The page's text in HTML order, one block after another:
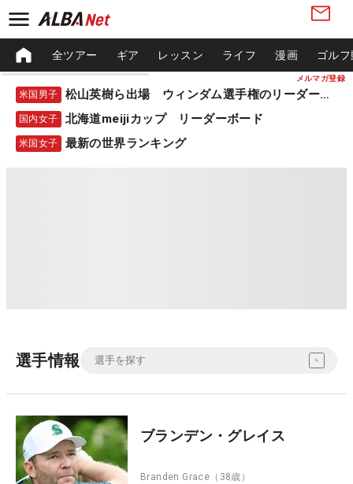
メルマガ登録
全ツアー ギア レッスン ライフ 漫画 ゴル
米国男子 松山英樹ら出場 ウィンダム選手権のリーダーボード
国内女子 北海道meijiカップ リーダーボード
米国女子 最新の世界ランキング
選手情報
ブランデン・グレイス
Branden Grace （38歳）